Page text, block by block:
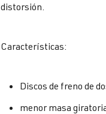
distorsión.
Características:
Discos de freno de
menor masa